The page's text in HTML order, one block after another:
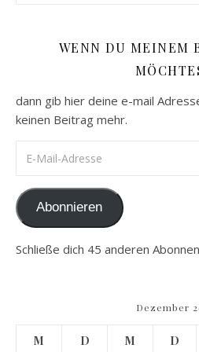
WENN DU MEINEM
dann gib hier deine e-mail
keinen Beitrag mehr.
Abonnieren
Schließe dich 45 anderen
Dezember
M D M D